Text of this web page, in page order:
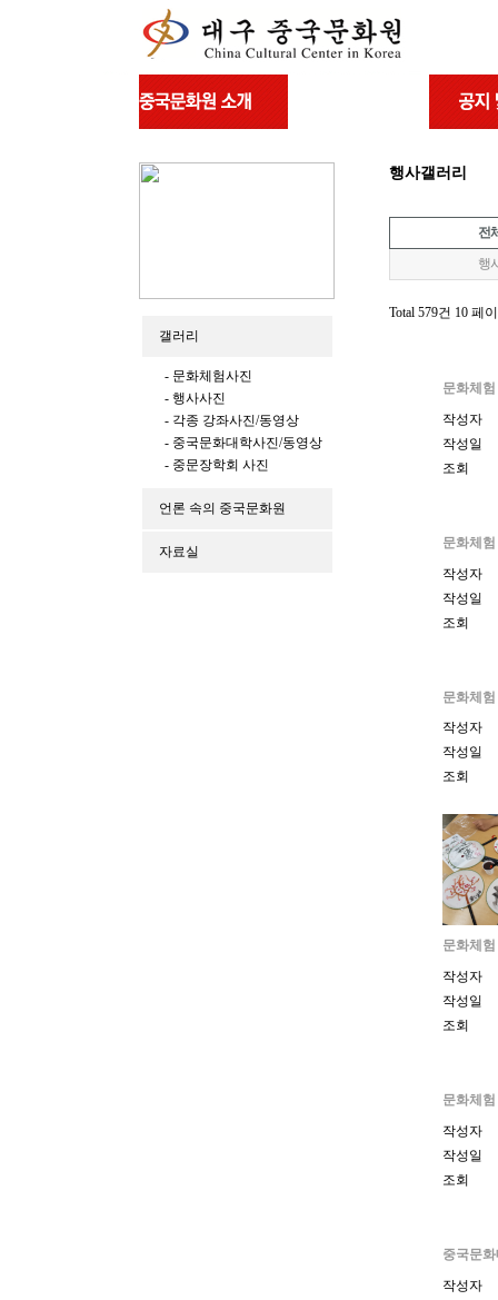
갤러리
- 문화체험사진
- 행사사진
- 각종 강좌사진/동영상
- 중국문화대학사진/동영상
- 중문장학회 사진
언론 속의 중국문화원
자료실
행사갤러리
전
행
Total 579건 10 페
문화체험
작성자
작성일
조회
문화체험
작성자
작성일
조회
문화체험
작성자
작성일
조회
문화체험
작성자
작성일
조회
문화체험
작성자
작성일
조회
중국문
작성자